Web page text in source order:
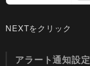
NEXTをクリック
アラート通知設定